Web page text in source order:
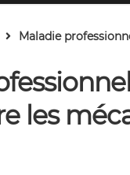
Maladie
les